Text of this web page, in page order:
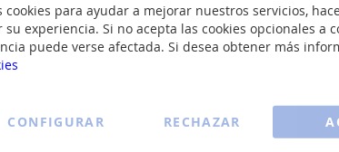
cookies para ayudar a mejorar nuestros servicios,
su experiencia. Si no acepta las cookies opcionales a
puede verse afectada. Si desea obtener más
CONFIGURAR RECHAZAR
GRATIS
S